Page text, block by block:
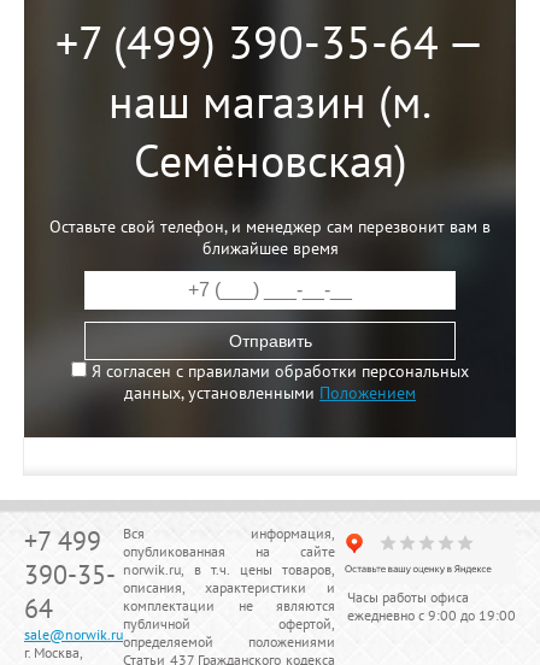
+7 (499) 390-35-64 —
наш магазин (м.
Семёновская)
Оставьте свой телефон, и менеджер сам перезвонит вам в
ближайшее время
Отправить
Я согласен с правилами обработки персональных
данных, установленными Положением
+7 499
390-35-
64
sale@norwik.ru
г. Москва,
Вся информация,
опубликованная на сайте
norwik.ru, в т.ч. цены товаров,
описания, характеристики и
комплектации не являются
публичной офертой,
определяемой положениями
Статьи 437 Гражданского кодекса
Часы работы офиса
ежедневно с 9:00 до 19:00